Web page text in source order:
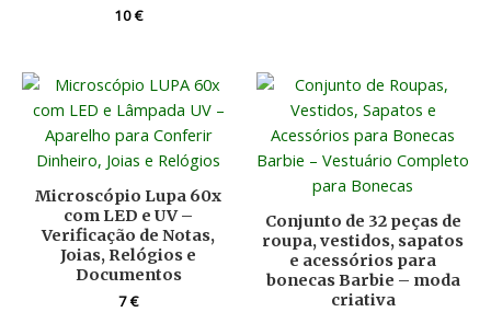
10€
Microscópio Lupa 60x
com LED e UV –
Verificação de Notas,
Joias, Relógios e
Documentos
7€
Conjunto de 32 peças de
roupa, vestidos, sapatos
e acessórios para
bonecas Barbie – moda
criativa